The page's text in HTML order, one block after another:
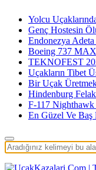
Yolcu
Genç Hostesin
Endonezya Adeta
Boeing 737
TEKNOFEST
Uçakların Tibet
Bir Uçak
Hindenburg
F-117
En Güzel Ve Baş